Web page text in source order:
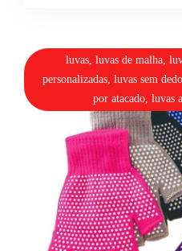
luvas, luvas de malha,
personalizadas, luvas sem
por atacado, luvas